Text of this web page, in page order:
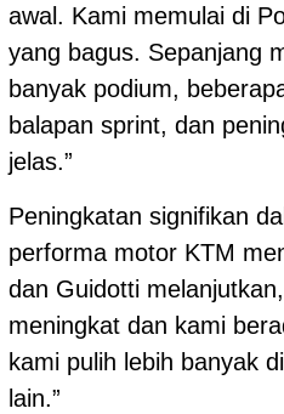
awal. Kami memulai di
yang bagus. Sepanjang
banyak podium,
balapan sprint, dan
jelas.”
Peningkatan signifikan
performa motor KTM
dan Guidotti
meningkat dan kami
kami pulih lebih banyak
lain.”